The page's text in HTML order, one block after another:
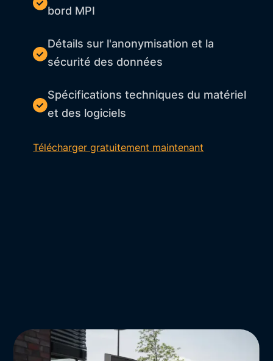
bord MPI
Détails sur l'anonymisation et la
sécurité des données
Spécifications techniques du matériel
et des logiciels
Télécharger gratuitement maintenant